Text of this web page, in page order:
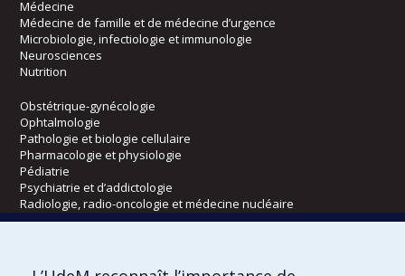
Médecine
Médecine de famille et de médecine d’urgence
Microbiologie, infectiologie et immunologie
Neurosciences
Nutrition
Obstétrique-gynécologie
Ophtalmologie
Pathologie et biologie cellulaire
Pharmacologie et physiologie
Pédiatrie
Psychiatrie et d’addictologie
Radiologie, radio-oncologie et médecine nucléaire